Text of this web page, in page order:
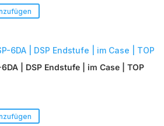
| DSP Endstufe | im Case | TOP